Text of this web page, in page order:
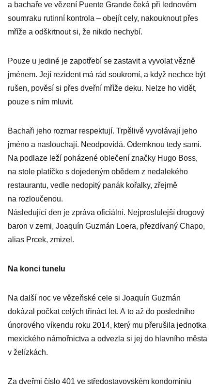
a bachaře ve vězení Puente Grande čeká při lednovém
soumraku rutinní kontrola – obejít cely, nakouknout přes
mříže a odškrtnout si, že nikdo nechybí.
Pouze u jediné je zapotřebí se zastavit a vyvolat vězně
jménem. Její rezident má rád soukromí, a když nechce být
rušen, pověsí si přes dveřní mříže deku. Nelze ho vidět,
pouze s ním mluvit.
Bachaři jeho rozmar respektují. Trpělivě vyvolávají jeho
jméno a naslouchají. Neodpovídá. Odemknou tedy sami.
Na podlaze leží poházené oblečení značky Hugo Boss,
na stole platíčko s dojedeným obědem z nedalekého
restaurantu, vedle nedopitý panák kořalky, zřejmě
na rozloučenou.
Následující den je zpráva oficiální. Nejproslulejší drogový
baron v zemi, Joaquín Guzmán Loera, přezdívaný Chapo,
alias Prcek, zmizel.
Na konci tunelu
Na další noc ve vězeňské cele si Joaquín Guzmán
dokázal počkat celých třináct let. A to až do posledního
únorového víkendu roku 2014, který mu přerušila jednotka
mexického námořnictva a odvezla si jej do hlavního města
v želízkách.
Za dveřmi číslo 401 ve středostavovském kondominiu